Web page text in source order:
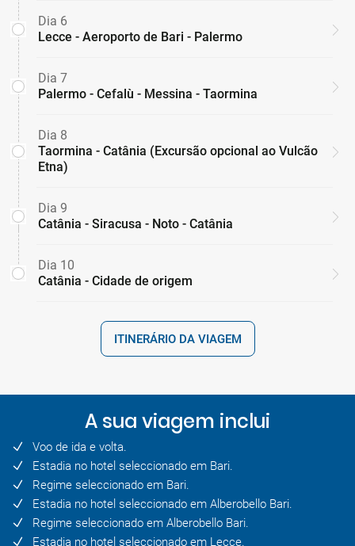
Dia 6
Lecce - Aeroporto de Bari - Palermo
Dia 7
Palermo - Cefalù - Messina - Taormina
Dia 8
Taormina - Catânia (Excursão opcional ao Vulcão
Etna)
Dia 9
Catânia - Siracusa - Noto - Catânia
Dia 10
Catânia - Cidade de origem
ITINERÁRIO DA VIAGEM
A sua viagem inclui
Voo de ida e volta.
Estadia no hotel seleccionado em Bari.
Regime seleccionado em Bari.
Estadia no hotel seleccionado em Alberobello Bari.
Regime seleccionado em Alberobello Bari.
Estadia no hotel seleccionado em Lecce.